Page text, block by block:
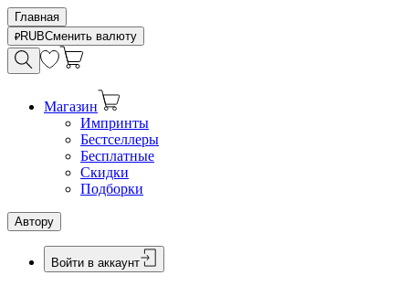
Главная
RUBСменить валюту
Магазин
Импринты
Бестселлеры
Бесплатные
Скидки
Подборки
Автору
Войти в аккаунт